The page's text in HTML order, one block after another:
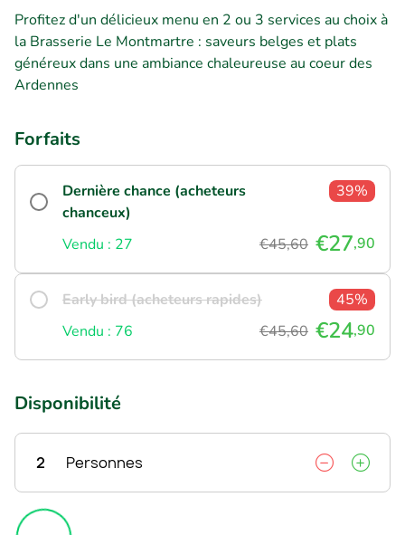
Profitez d'un délicieux menu en 2 ou 3 services au choix à
la Brasserie Le Montmartre : saveurs belges et plats
généreux dans une ambiance chaleureuse au coeur des
Ardennes
Forfaits
Dernière chance (acheteurs
chanceux)
39%
Vendu : 27 €45,60 €27,90
Early bird (acheteurs rapides)
45%
Vendu : 76
€45,60 €24,90
Disponibilité
2 Personnes